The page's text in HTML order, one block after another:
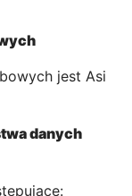
jest Asi
danych